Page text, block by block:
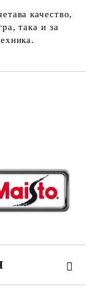
качество,
така и за